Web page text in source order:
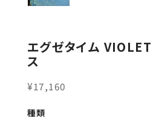
エグゼタイム
ス
¥17,160
種類